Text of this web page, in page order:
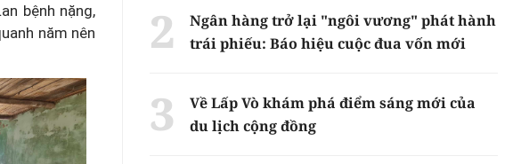
bệnh nặng,
năm nên
Ngân hàng trở lại "ngôi vương" phát hành
trái phiếu: Báo hiệu cuộc đua vốn mới
Về Lấp Vò khám phá điểm sáng mới của
du lịch cộng đồng